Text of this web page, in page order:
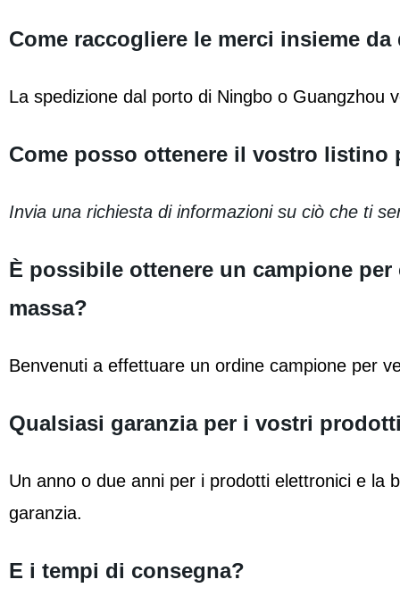
Come raccogliere le merci insieme
La spedizione dal porto di Ningbo o Guangzhou
Come posso ottenere il vostro listino
Invia una richiesta di informazioni su ciò che ti
È possibile ottenere un campione
massa?
Benvenuti a effettuare un ordine campione per
Qualsiasi garanzia per i vostri
Un anno o due anni per i prodotti elettronici e la
garanzia.
E i tempi di consegna?